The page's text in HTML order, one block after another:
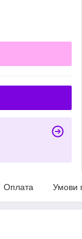
Оплата Умови